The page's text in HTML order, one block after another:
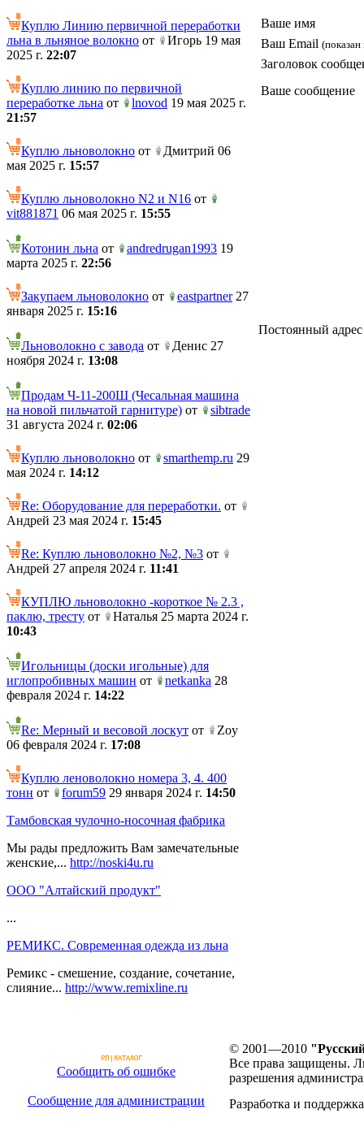
Куплю Линию первичной переработки
льна в льняное волокно от
Игорь 19 мая
2025 г. 22:07
Куплю линию по первичной
переработке льна от lnovod 19 мая 2025 г.
21:57
Куплю льноволокно от
Дмитрий 06
мая 2025 г. 15:57
Куплю льноволокно N2 и N16 от
vit881871 06 мая 2025 г. 15:55
Котонин льна от andredrugan1993 19
марта 2025 г. 22:56
Закупаем льноволокно от eastpartner27
января 2025 г. 15:16
Льноволокно с завода от
Денис 27
ноября 2024 г. 13:08
Продам Ч-11-200Ш (Чесальная машина
на новой пильчатой гарнитуре) от
sibtrade
31 августа 2024 г. 02:06
Куплю льноволокно от smarthemp.ru 29
мая 2024 г. 14:12
Re: Оборудование для переработки. от
Андрей 23 мая 2024 г. 15:45
Re: Куплю льноволокно №2, №3 от
Андрей 27 апреля 2024 г. 11:41
КУПЛЮ льноволокно -короткое № 2.3 ,
паклю, тресту от
Наталья 25 марта 2024 г.
10:43
Игольницы (доски игольные) для
иглопробивных машин от netkanka 28
февраля 2024 г. 14:22
Re: Мерный и весовой лоскут от
Zoy
06 февраля 2024 г. 17:08
Куплю леноволокно номера 3, 4. 400
тонн от forum59 29 января 2024 г. 14:50
Тамбовская чулочно-носочная фабрика
Мы рады предложить Вам замечательные
женские,... http://noski4u.ru
ООО "Алтайский продукт"
...
РЕМИКС. Современная одежда из льна
Ремикс - смешение, создание, сочетание,
слияние... http://www.remixline.ru
Ваше имя
Ваш Email (показан
Заголовок
Ваше сообщение
Постоянный
Сообщить об ошибке
Сообщение для администрации
© 2001—2010
Все права защищены.
разрешения
Разработка и